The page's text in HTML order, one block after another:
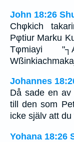
John 18:26
Chφkich
Pφtiur Marku
Tφmiayi
Johannes
Då sade en av
till den som
icke själv att
Yohana 18:26